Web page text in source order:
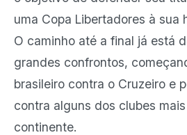
uma Copa Libertadores à sua
O caminho até a final já está
grandes confrontos,
brasileiro contra o Cruzeiro e
contra alguns dos clubes
continente.